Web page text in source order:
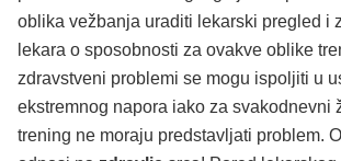
oblika vežbanja uraditi lekarski pregled i
lekara o sposobnosti za ovakve oblike
zdravstveni problemi se mogu ispoljiti u
ekstremnog napora iako za svakodnevni
trening ne moraju predstavljati problem.